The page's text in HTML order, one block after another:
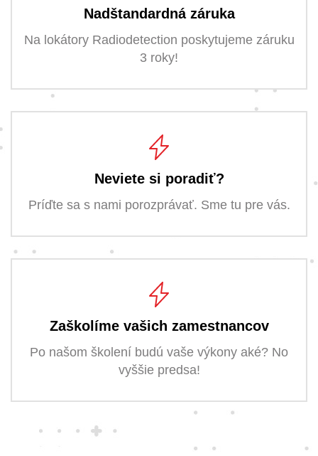
Nadštandardná záruka
Na lokátory Radiodetection poskytujeme záruku
3 roky!
Neviete si poradiť?
Príďte sa s nami porozprávať. Sme tu pre vás.
Zaškolíme vašich zamestnancov
Po našom školení budú vaše výkony aké? No
vyššie predsa!